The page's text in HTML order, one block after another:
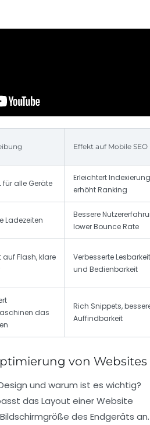
Effekt auf Mobile SEO
für alle Geräte
Erleichtert
erhöht Ranking
Ladezeiten
Bessere
lower Bounce Rate
auf Flash, klare
Verbesserte Lesbarkeit
und Bedienbarkeit
das
Rich Snippets,
Auffindbarkeit
von Websites
und warum ist es wichtig?
das Layout einer Website
des Endgeräts